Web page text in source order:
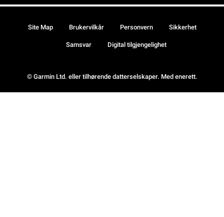
© Garmin Ltd. eller tilhørende datterselskaper. Med enerett.
Site Map Brukervilkår Personvern Sikkerhet
Samsvar Digital tilgjengelighet